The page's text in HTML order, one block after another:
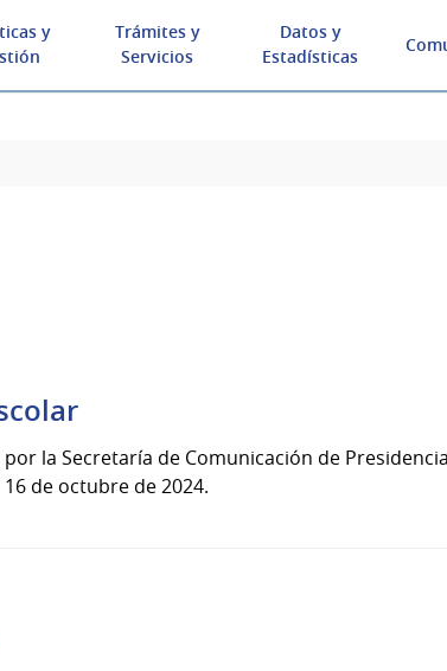
y
Trámites y
Servicios
Datos y
Estadísticas
la Secretaría de Comunicación de
de octubre de 2024.